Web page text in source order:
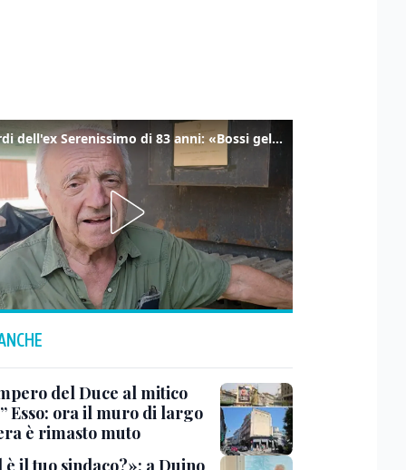
I ricordi dell'ex Serenissimo di 83 anni: «Bossi geloso di noi, in carcere mi cantavano l’inno di San Marco»
del Duce al mitico
Esso: ora il muro di largo
è rimasto muto
è il tuo sindaco?»: a Duino